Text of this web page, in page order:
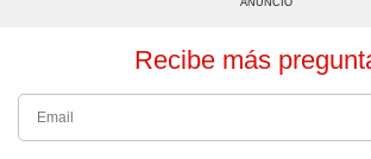
ANUNCIO
Recibe más